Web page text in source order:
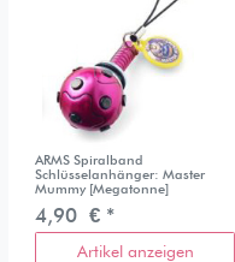
ARMS Spiralband
Schlüsselanhänger: Master
Mummy [Megatonne]
4,90 € *
Artikel anzeigen